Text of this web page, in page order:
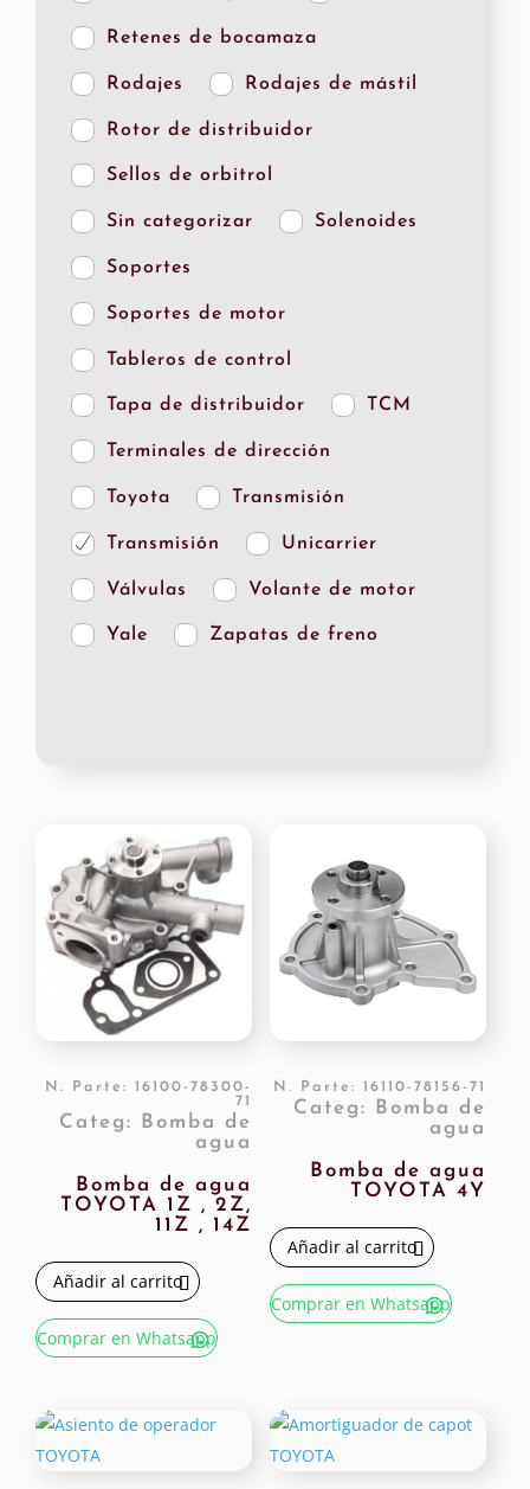
Retenes de bocamaza
Rodajes Rodajes de mástil
Rotor de distribuidor
Sellos de orbitrol
Sin categorizar Solenoides
Soportes
Soportes de motor
Tableros de control
Tapa de distribuidor TCM
Terminales de dirección
Toyota Transmisión
Transmisión Unicarrier
Válvulas Volante de motor
Yale Zapatas de freno
N. Parte: 16100-78300-
71
Categ: Bomba de
agua
Bomba de agua
TOYOTA 1Z , 2Z,
11Z , 14Z
Añadir al carrito
Comprar en Whatsapp
N. Parte: 16110-78156-71
Categ: Bomba de
agua
Bomba de agua
TOYOTA 4Y
Añadir al carrito
Comprar en Whatsapp